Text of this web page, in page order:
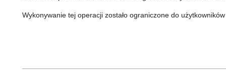
Wykonywanie tej operacji zostało ograniczone do